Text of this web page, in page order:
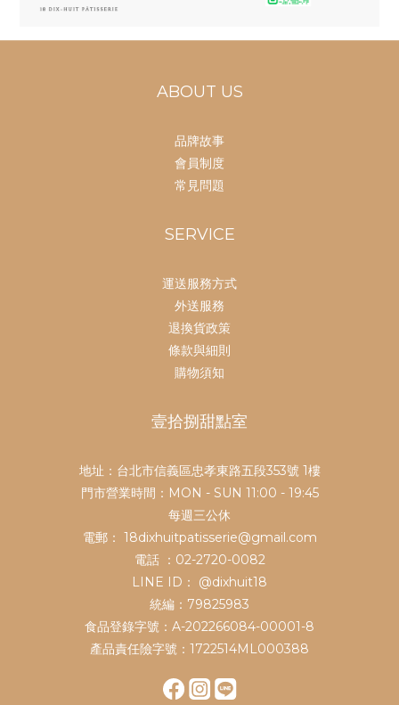
ABOUT US
品牌故事
會員制度
常見問題
SERVICE
運送服務方式
外送服務
退換貨政策
條款與細則
購物須知
壹拾捌甜點室
地址：台北市信義區忠孝東路五段353號 1樓
門市營業時間：MON - SUN 11:00 - 19:45
每週三公休
電郵： 18dixhuitpatisserie@gmail.com
電話 ：02-2720-0082
LINE ID：
@dixhuit18
統編：79825983
食品登錄字號：A-202266084-00001-8
產品責任險字號：1722514ML000388